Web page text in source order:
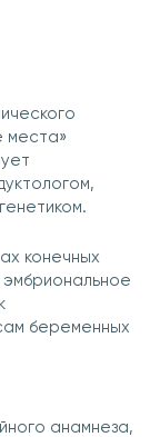
места»
конечных
эмбриональное
беременных
анамнеза,